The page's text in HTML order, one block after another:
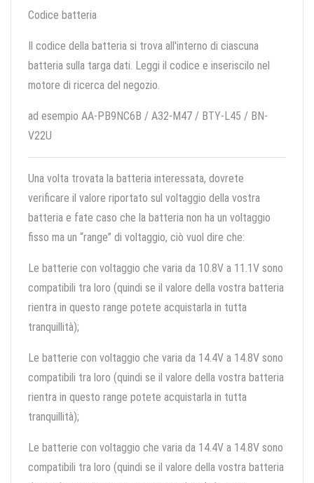
Codice batteria
Il codice della batteria si trova all'interno di ciascuna
batteria sulla targa dati. Leggi il codice e inseriscilo nel
motore di ricerca del negozio.
ad esempio AA-PB9NC6B / A32-M47 / BTY-L45 / BN-
V22U
Una volta trovata la batteria interessata, dovrete
verificare il valore riportato sul voltaggio della vostra
batteria e fate caso che la batteria non ha un voltaggio
fisso ma un “range” di voltaggio, ciò vuol dire che:
Le batterie con voltaggio che varia da 10.8V a 11.1V sono
compatibili tra loro (quindi se il valore della vostra batteria
rientra in questo range potete acquistarla in tutta
tranquillità);
Le batterie con voltaggio che varia da 14.4V a 14.8V sono
compatibili tra loro (quindi se il valore della vostra batteria
rientra in questo range potete acquistarla in tutta
tranquillità);
Le batterie con voltaggio che varia da 14.4V a 14.8V sono
compatibili tra loro (quindi se il valore della vostra batteria